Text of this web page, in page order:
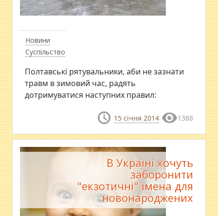
Новини
Суспільство
Полтавські рятувальники, аби не зазнати
травм в зимовий час, радять
дотримуватися наступних правил:
15 січня 2014 1388
В Україні хочуть
заборонити
"екзотичні" імена для
новонароджених